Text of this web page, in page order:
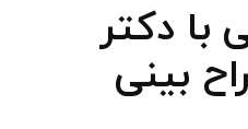
با دکتر
بینی